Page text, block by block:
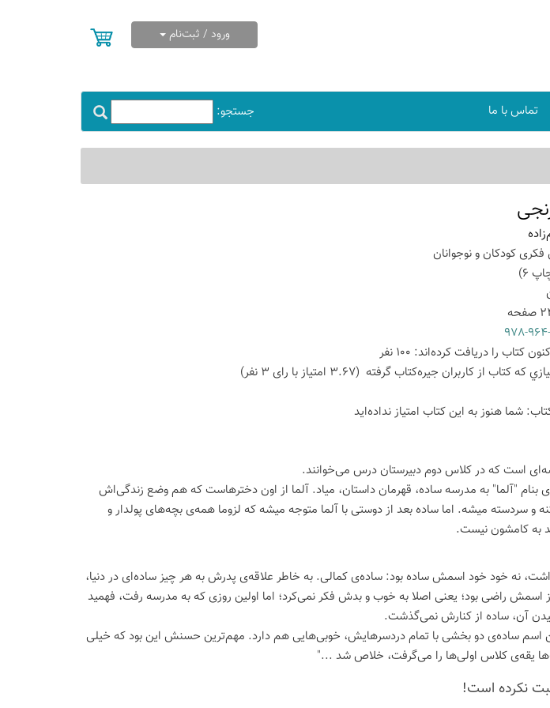
ورود / ثبت‌نام
جستجو: تماس با ما
کودکان و نوجوانان
6
)
صفحه
978-
كتاب را دریافت كرده‌اند: 100 نفر
(3.67 امتیاز با رای 3 نفر)
شما هنوز به این كتاب امتیاز نداده‌اید
است که در کلاس دوم دبیرستان درس می‌خوانند.
بنام "آلما" به مدرسه ساده، قهرمان داستان، میاد. آلما از اون دخترهاست که هم وضع زندگی‌اش
سردسته میشه. اما ساده بعد از دوستی با آلما متوجه میشه که لزوما همه‌ی بچه‌های پولدار و
به کامشون نیست.
نه خود خود اسمش ساده بود: ساده‌ی کمالی. به خاطر علاقه‌ی پدرش به هر چیز ساده‌ای در دنیا،
راضی بود؛ یعنی اصلا به خوب و بدش فکر نمی‌کرد؛ اما اولین روزی که به مدرسه رفت، فهمید
آن، ساده از کنارش نمی‌گذشت.
اسم ساده‌ی دو بخشی با تمام دردسرهایش، خوبی‌هایی هم دارد. مهم‌ترین حسنش این بود که خیلی
یقه‌ی کلاس اولی‌ها را می‌گرفت، خلاص شد ..."
نكرده است!